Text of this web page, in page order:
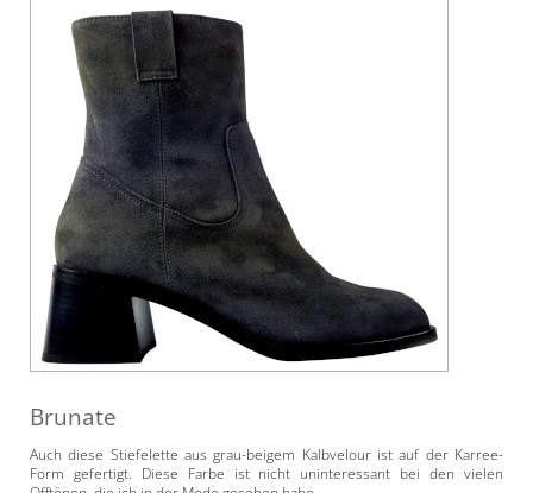
Brunate
Auch diese Stiefelette aus grau-beigem Kalbvelour ist auf der Karree-
Form gefertigt. Diese Farbe ist nicht uninteressant bei den vielen